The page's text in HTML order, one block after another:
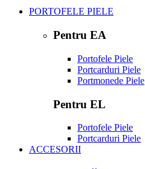
PORTOFELE PIELE
Pentru EA
Portofele Piele
Portcarduri Piele
Portmonede Piele
Pentru EL
Portofele Piele
Portcarduri Piele
ACCESORII